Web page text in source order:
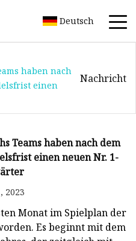
Deutsch
haben nach
einen
Nachricht
Teams haben nach dem
einen neuen Nr. 1-
2023
Monat im Spielplan der
Es beginnt mit dem